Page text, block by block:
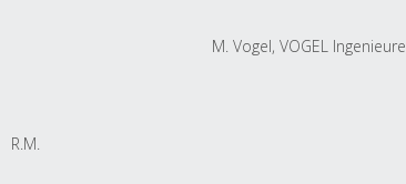
R.M.
M. Vogel, VOGEL Ingenieure